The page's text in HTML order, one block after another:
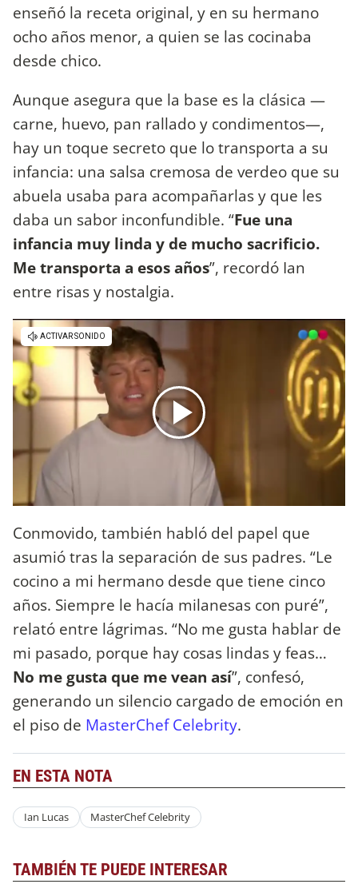
enseñó la receta original, y en su hermano
ocho años menor, a quien se las cocinaba
desde chico.
Aunque asegura que la base es la clásica —
carne, huevo, pan rallado y condimentos—,
hay un toque secreto que lo transporta a su
infancia: una salsa cremosa de verdeo que su
abuela usaba para acompañarlas y que les
daba un sabor inconfundible. “Fue una
infancia muy linda y de mucho sacrificio.
Me transporta a esos años”, recordó Ian
entre risas y nostalgia.
Conmovido, también habló del papel que
asumió tras la separación de sus padres. “Le
cocino a mi hermano desde que tiene cinco
años. Siempre le hacía milanesas con puré”,
relató entre lágrimas. “No me gusta hablar de
mi pasado, porque hay cosas lindas y feas…
No me gusta que me vean así”, confesó,
generando un silencio cargado de emoción en
el piso de MasterChef Celebrity.
EN ESTA NOTA
Ian Lucas MasterChef Celebrity
TAMBIÉN TE PUEDE INTERESAR